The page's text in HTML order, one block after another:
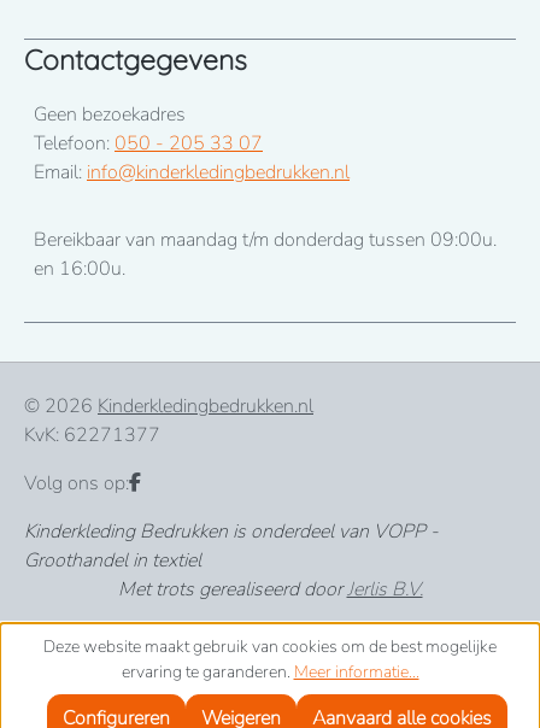
Contactgegevens
Geen bezoekadres
Telefoon: 050 - 205 33 07
Email: info@kinderkledingbedrukken.nl
Bereikbaar van maandag t/m donderdag tussen 09:00u.
en 16:00u.
© 2026 Kinderkledingbedrukken.nl
KvK: 62271377
Volg ons op:
Kinderkleding Bedrukken is onderdeel van VOPP -
Groothandel in textiel
Met trots gerealiseerd doorJerlis B.V.
Deze website maakt gebruik van cookies om de best mogelijke
ervaring te garanderen. Meer informatie...
Weigeren
Configureren Aanvaard alle cookies